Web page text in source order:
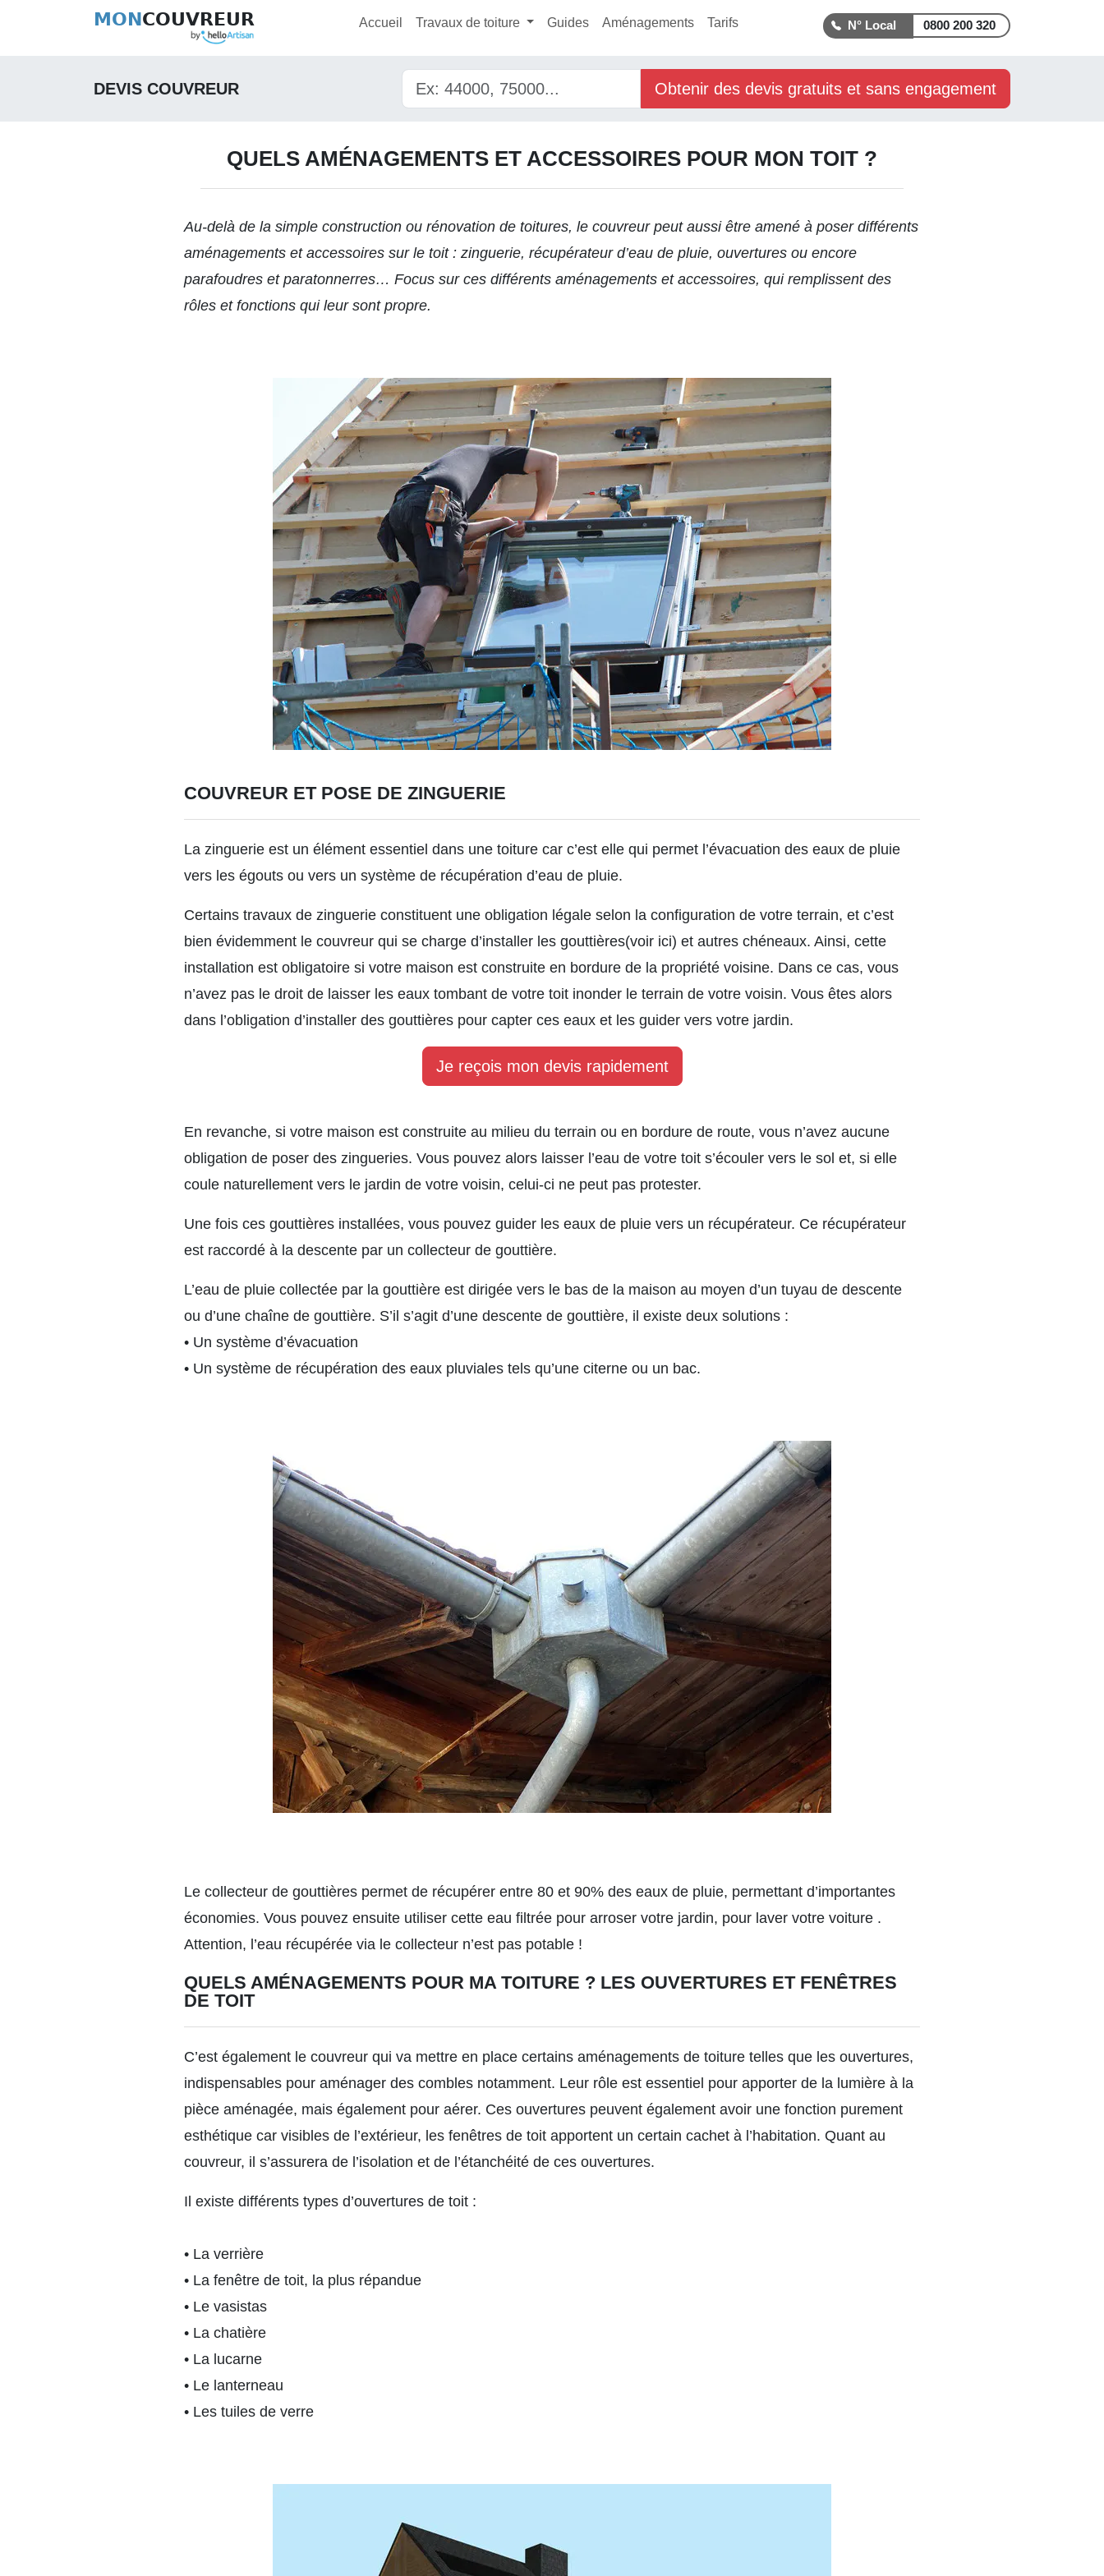
MONCOUVREUR Accueil Travaux de toiture Guides Aménagements Tarifs 0800 200 320
DEVIS COUVREUR Obtenir des devis gratuits et sans engagement
QUELS AMÉNAGEMENTS ET ACCESSOIRES POUR MON TOIT ?
Au-delà de la simple construction ou rénovation de toitures, le couvreur peut aussi être amené à poser différents
aménagements et accessoires sur le toit : zinguerie, récupérateur d’eau de pluie, ouvertures ou encore
parafoudres et paratonnerres… Focus sur ces différents aménagements et accessoires, qui remplissent des
rôles et fonctions qui leur sont propre.
COUVREUR ET POSE DE ZINGUERIE
La zinguerie est un élément essentiel dans une toiture car c’est elle qui permet l’évacuation des eaux de pluie
vers les égouts ou vers un système de récupération d’eau de pluie.
Certains travaux de zinguerie constituent une obligation légale selon la configuration de votre terrain, et c’est
bien évidemment le couvreur qui se charge d’installer les gouttières(voir ici) et autres chéneaux. Ainsi, cette
installation est obligatoire si votre maison est construite en bordure de la propriété voisine. Dans ce cas, vous
n’avez pas le droit de laisser les eaux tombant de votre toit inonder le terrain de votre voisin. Vous êtes alors
dans l’obligation d’installer des gouttières pour capter ces eaux et les guider vers votre jardin.
Je reçois mon devis rapidement
En revanche, si votre maison est construite au milieu du terrain ou en bordure de route, vous n’avez aucune
obligation de poser des zingueries. Vous pouvez alors laisser l’eau de votre toit s’écouler vers le sol et, si elle
coule naturellement vers le jardin de votre voisin, celui-ci ne peut pas protester.
Une fois ces gouttières installées, vous pouvez guider les eaux de pluie vers un récupérateur. Ce récupérateur
est raccordé à la descente par un collecteur de gouttière.
L’eau de pluie collectée par la gouttière est dirigée vers le bas de la maison au moyen d’un tuyau de descente
ou d’une chaîne de gouttière. S’il s’agit d’une descente de gouttière, il existe deux solutions :
• Un système d’évacuation
• Un système de récupération des eaux pluviales tels qu’une citerne ou un bac.
Le collecteur de gouttières permet de récupérer entre 80 et 90% des eaux de pluie, permettant d’importantes
économies. Vous pouvez ensuite utiliser cette eau filtrée pour arroser votre jardin, pour laver votre voiture .
Attention, l’eau récupérée via le collecteur n’est pas potable !
QUELS AMÉNAGEMENTS POUR MA TOITURE ? LES OUVERTURES ET FENÊTRES
DE TOIT
C’est également le couvreur qui va mettre en place certains aménagements de toiture telles que les ouvertures,
indispensables pour aménager des combles notamment. Leur rôle est essentiel pour apporter de la lumière à la
pièce aménagée, mais également pour aérer. Ces ouvertures peuvent également avoir une fonction purement
esthétique car visibles de l’extérieur, les fenêtres de toit apportent un certain cachet à l’habitation. Quant au
couvreur, il s’assurera de l’isolation et de l’étanchéité de ces ouvertures.
Il existe différents types d’ouvertures de toit :
• La verrière
• La fenêtre de toit, la plus répandue
• Le vasistas
• La chatière
• La lucarne
• Le lanterneau
• Les tuiles de verre